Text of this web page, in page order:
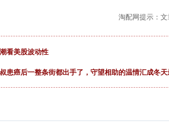
淘配网提示：文
看美股波动性
患癌后一整条街都出手了，守望相助的温情汇成冬